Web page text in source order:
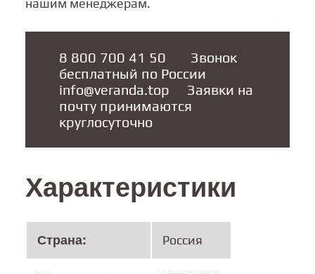
нашим менеджерам.
8 800 700 41 50
       Звонок
info@veranda.top
     Заявки на
почту принимаются
круглосуточно
Характеристики
Cтрана: Россия